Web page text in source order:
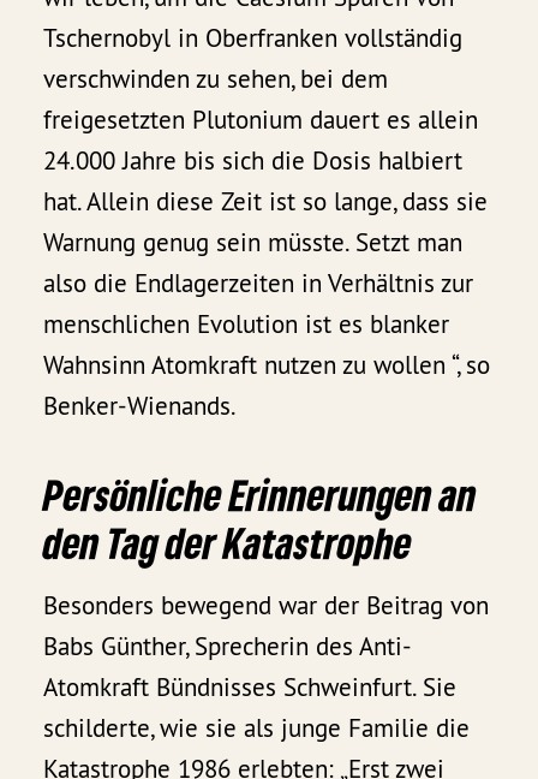
Tschernobyl in Oberfranken vollständig
verschwinden zu sehen, bei dem
freigesetzten Plutonium dauert es allein
24.000 Jahre bis sich die Dosis halbiert
hat. Allein diese Zeit ist so lange, dass sie
Warnung genug sein müsste. Setzt man
also die Endlagerzeiten in Verhältnis zur
menschlichen Evolution ist es blanker
Wahnsinn Atomkraft nutzen zu wollen “, so
Benker-Wienands.
Persönliche Erinnerungen an
den Tag der Katastrophe
Besonders bewegend war der Beitrag von
Babs Günther, Sprecherin des Anti-
Atomkraft Bündnisses Schweinfurt. Sie
schilderte, wie sie als junge Familie die
Katastrophe 1986 erlebten: „Erst zwei